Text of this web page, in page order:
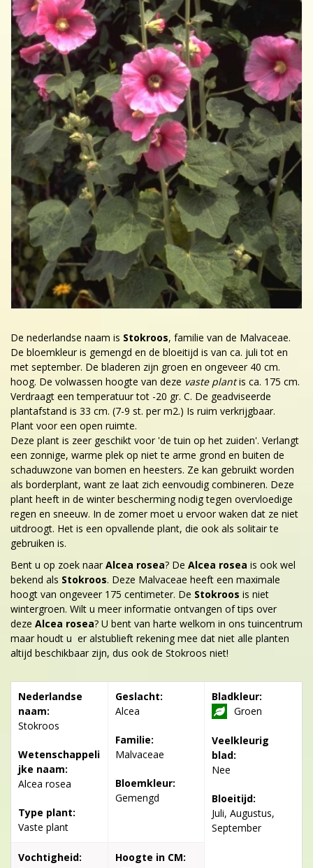
De nederlandse naam is Stokroos, familie van de Malvaceae.
De bloemkleur is gemengd en de bloeitijd is van ca. juli tot en
met september. De bladeren zijn groen en ongeveer 40 cm.
hoog. De volwassen hoogte van deze vaste plantis ca. 175 cm.
Verdraagt een temperatuur tot -20 gr. C. De geadviseerde
plantafstand is 33 cm. (7-9 st. per m2.) Is ruim verkrijgbaar.
Plant voor een open ruimte.
Deze plant is zeer geschikt voor 'de tuin op het zuiden'. Verlangt
een zonnige, warme plek op niet te arme grond en buiten de
schaduwzone van bomen en heesters. Ze kan gebruikt worden
als borderplant, want ze laat zich eenvoudig combineren. Deze
plant heeft in de winter bescherming nodig tegen overvloedige
regen en sneeuw. In de zomer moet u ervoor waken dat ze niet
uitdroogt. Het is een opvallende plant, die ook als solitair te
gebruiken is.
Bent u op zoek naar Alcea rosea? De Alcea rosea is ook wel
bekend als Stokroos. Deze Malvaceae heeft een maximale
hoogt van ongeveer 175 centimeter. De Stokroos is niet
wintergroen. Wilt u meer informatie ontvangen of tips over
deze Alcea rosea? U bent van harte welkom in ons tuincentrum
maar houdt u er alstublieft rekening mee dat niet alle planten
altijd beschikbaar zijn, dus ook de Stokroos niet!
Nederlandse
naam:
Stokroos
Wetenschappeli
jke naam:
Alcea rosea
Type plant:
Vaste plant
Geslacht:
Alcea
Familie:
Malvaceae
Bloemkleur:
Gemengd
Bladkleur:
Groen
Veelkleurig
blad:
Nee
Bloeitijd:
Juli, Augustus,
September
Vochtigheid:
Hoogte in CM: